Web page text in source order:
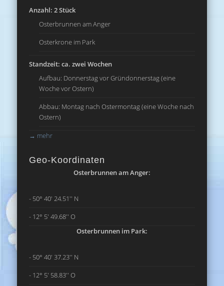
Anzahl: 2 Stück
Osterbrunnen am Anger
Osterkrone im Park
Standzeit: ca. zwei Wochen
Aufbau: Donnerstag vor Gründonnerstag (eine
Woche vor Ostern)
Abbau: Montag nach Ostermontag (eine Woche nach
Ostern)
→ mehr
Geo-Koordinaten
Osterbrunnen am Anger:
- 50° 40' 24.51'' N
- 12° 5' 49.68'' O
Osterbrunnen im Park:
- 50° 40' 37.23'' N
- 12° 5' 58.83'' O